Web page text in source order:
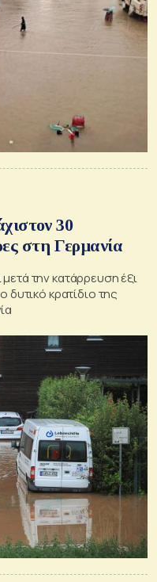
30
στη Γερμανία
την κατάρρευση έξι
δυτικό κρατίδιο της